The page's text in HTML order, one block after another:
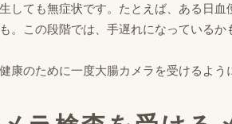
しても無症状です。たとえば、ある日
。この段階では、手遅れになっているか
康のために一度大腸カメラを受けるよう